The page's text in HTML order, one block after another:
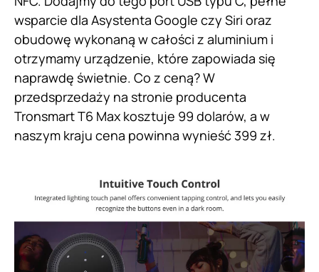
wsparcie dla Asystenta Google czy Siri oraz
obudowę wykonaną w całości z aluminium i
otrzymamy urządzenie, które zapowiada się
naprawdę świetnie. Co z ceną? W
przedsprzedaży na stronie producenta
Tronsmart T6 Max kosztuje 99 dolarów, a w
naszym kraju cena powinna wynieść 399 zł.